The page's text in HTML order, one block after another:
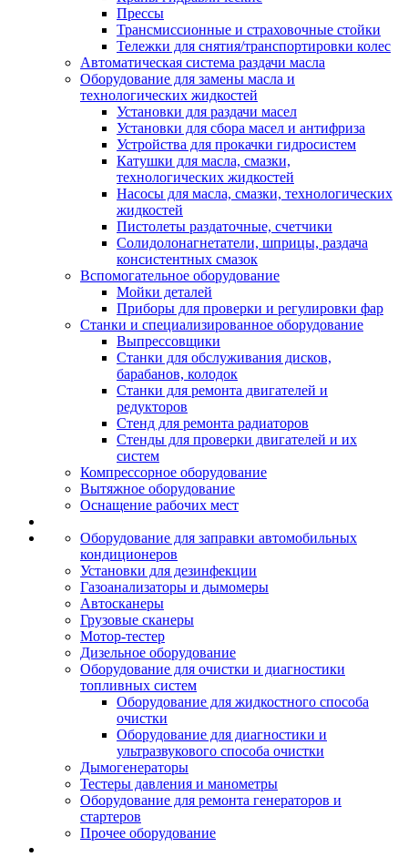
Прессы
Трансмиссионные и страховочные стойки
Тележки для снятия/транспортировки колес
Автоматическая система раздачи масла
Оборудование для замены масла и
технологических жидкостей
Установки для раздачи масел
Установки для сбора масел и антифриза
Устройства для прокачки гидросистем
Катушки для масла, смазки,
технологических жидкостей
Насосы для масла, смазки, технологических
жидкостей
Пистолеты раздаточные, счетчики
Солидолонагнетатели, шприцы, раздача
консистентных смазок
Вспомогательное оборудование
Мойки деталей
Приборы для проверки и регулировки фар
Станки и специализированное оборудование
Выпрессовщики
Станки для обслуживания дисков,
барабанов, колодок
Станки для ремонта двигателей и
редукторов
Стенд для ремонта радиаторов
Стенды для проверки двигателей и их
систем
Компрессорное оборудование
Вытяжное оборудование
Оснащение рабочих мест
Оборудование для заправки автомобильных
кондиционеров
Установки для дезинфекции
Газоанализаторы и дымомеры
Автосканеры
Грузовые сканеры
Мотор-тестер
Дизельное оборудование
Оборудование для очистки и диагностики
топливных систем
Оборудование для жидкостного способа
очистки
Оборудование для диагностики и
ультразвукового способа очистки
Дымогенераторы
Тестеры давления и манометры
Оборудование для ремонта генераторов и
стартеров
Прочее оборудование